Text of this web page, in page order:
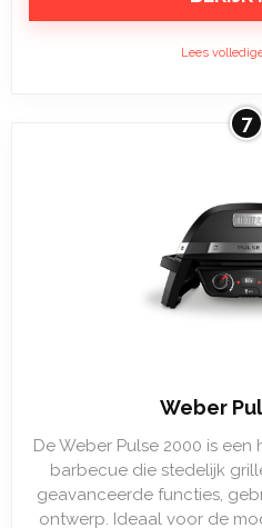
Lees
7
Weber
De Weber Pulse 2000 is
barbecue die stedelijk
geavanceerde functies,
ontwerp. Ideaal voor de